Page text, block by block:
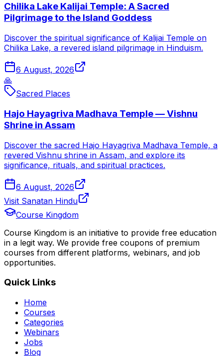
Chilika Lake Kalijai Temple: A Sacred
Pilgrimage to the Island Goddess
Discover the spiritual significance of Kalijai Temple on
Chilika Lake, a revered island pilgrimage in Hinduism.
6 August, 2026
🙏
Sacred Places
Hajo Hayagriva Madhava Temple — Vishnu
Shrine in Assam
Discover the sacred Hajo Hayagriva Madhava Temple, a
revered Vishnu shrine in Assam, and explore its
significance, rituals, and spiritual practices.
6 August, 2026
Visit Sanatan Hindu
Course Kingdom
Course Kingdom is an initiative to provide free education
in a legit way. We provide free coupons of premium
courses from different platforms, webinars, and job
opportunities.
Quick Links
Home
Courses
Categories
Webinars
Jobs
Blog